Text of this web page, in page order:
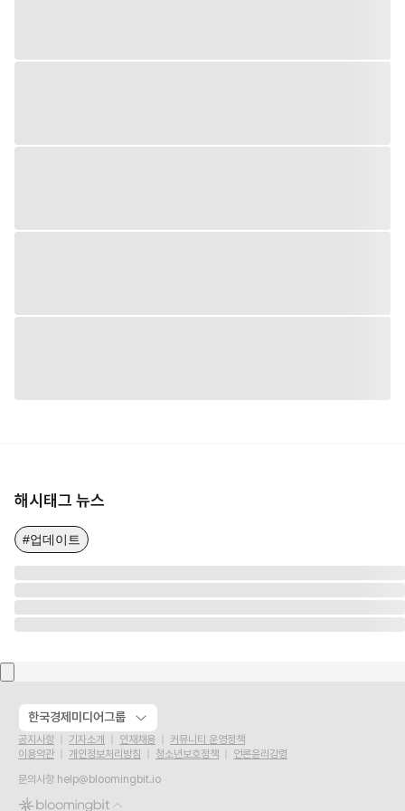
해시태그 뉴스
#업데이트
한국경제미디어그룹
공지사항 기자소개 인재채용
커뮤니티 운영정책
이용약관
개인정보처리방침 청소년보호정책
언론윤리강령
문의사항 help@bloomingbit.io